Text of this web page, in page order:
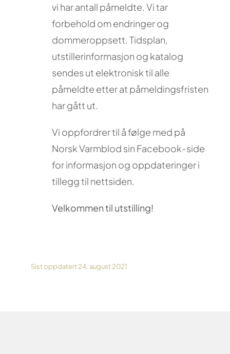
vi har antall påmeldte. Vi tar
forbehold om endringer og
dommeroppsett. Tidsplan,
utstillerinformasjon og katalog
sendes ut elektronisk til alle
påmeldte etter at påmeldingsfristen
har gått ut.
Vi oppfordrer til å følge med på
Norsk Varmblod sin Facebook-side
for informasjon og oppdateringer i
tillegg til nettsiden.
Velkommen til utstilling!
Sist oppdatert 24. august 2021